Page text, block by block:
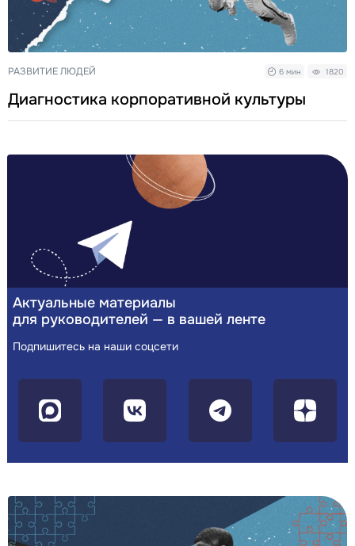
РАЗВИТИЕ ЛЮДЕЙ 6 мин 1820
Диагностика корпоративной культуры
Актуальные материалы
для руководителей — в вашей ленте
Подпишитесь на наши соцсети